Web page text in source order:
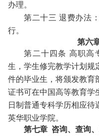
办理。
第二十三 退费办法
行。
第六
第二十四条 高职高
生，学生修完教学计划规
件的毕业生，将颁发教育
证书可在中国高等教育学
日制普通专科学历相应待
英华职业学院。
第七章 咨询、查询